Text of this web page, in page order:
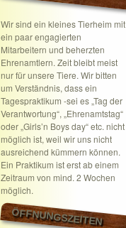
Wir sind ein kleines Tierheim mit
ein paar engagierten
Mitarbeitern und beherzten
Ehrenamtlern. Zeit bleibt meist
nur für unsere Tiere. Wir bitten
um Verständnis, dass ein
Tagespraktikum -sei es „Tag der
Verantwortung“, „Ehrenamtstag“
oder „Girls’n Boys day“ etc. nicht
möglich ist, weil wir uns nicht
ausreichend kümmern können.
Ein Praktikum ist erst ab einem
Zeitraum von mind. 2 Wochen
möglich.
ÖFFNUNGSZEITEN